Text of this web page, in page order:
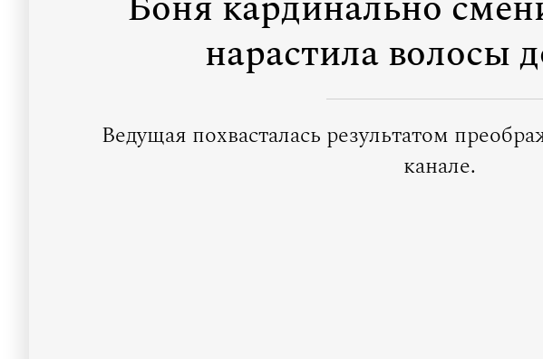
нарастила волосы
Ведущая похвасталась результатом
канале.